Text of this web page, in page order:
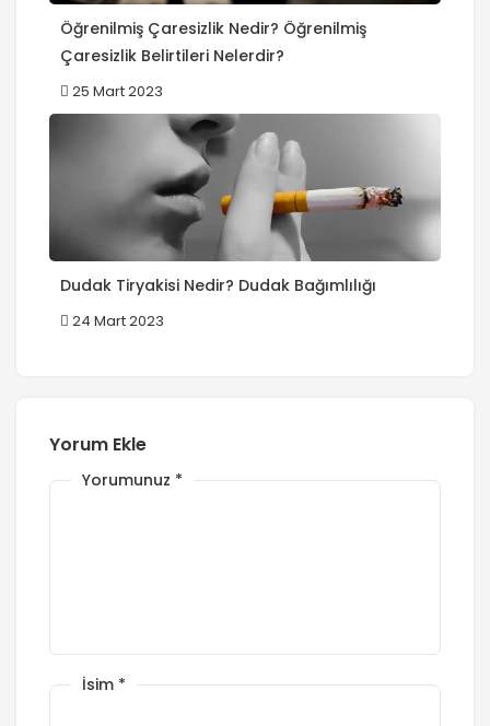
Öğrenilmiş Çaresizlik Nedir? Öğrenilmiş
Çaresizlik Belirtileri Nelerdir?
25 Mart 2023
Dudak Tiryakisi Nedir? Dudak Bağımlılığı
24 Mart 2023
Yorum Ekle
Yorumunuz *
İsim *